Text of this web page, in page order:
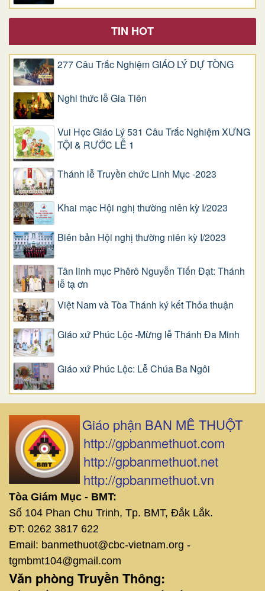
TIN HOT
277 Câu Trắc Nghiệm GIÁO LÝ DỰ TÒNG
Nghi thức lễ Gia Tiên
Vui Học Giáo Lý 531 Câu Trắc Nghiệm XƯNG
TỘI & RƯỚC LỄ 1
Thánh lễ Truyền chức Linh Mục -2023
Khai mạc Hội nghị thường niên kỳ I/2023
Biên bản Hội nghị thường niên kỳ I/2023
Tân linh mục Phêrô Nguyễn Tiến Đạt: Thánh
lễ tạ ơn
Việt Nam và Tòa Thánh ký kết Thỏa thuận
Giáo xứ Phúc Lộc -Mừng lễ Thánh Đa Minh
Giáo xứ Phúc Lộc: Lễ Chúa Ba Ngôi
Giáo phận BAN MÊ THUỘT
http://gpbanmethuot.com
http://gpbanmethuot.net
http://gpbanmethuot.vn
Tòa Giám Mục - BMT:
Số 104 Phan Chu Trinh, Tp. BMT, Đắk Lắk.
ĐT: 0262 3817 622
Email: banmethuot@cbc-vietnam.org -
tgmbmt104@gmail.com
Văn phòng Truyền Thông: